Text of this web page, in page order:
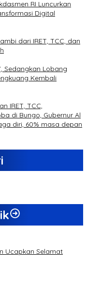
RI Luncurkan
Digital
dari IRET, TCC, dan
Sedangkan Lobang
Kembali
IRET, TCC,
di Bungo, Gubernur Al
diri, 60% masa depan
Ucapkan Selamat